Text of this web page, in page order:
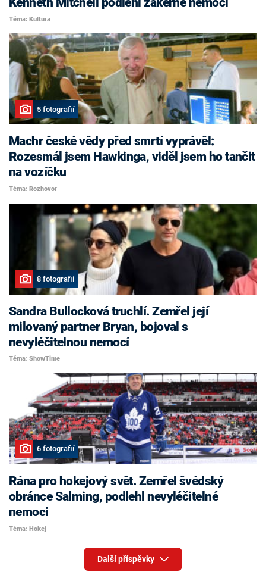
Téma: Kultura
5 fotografií
Machr české vědy před smrtí vyprávěl:
Rozesmál jsem Hawkinga, viděl jsem ho tančit
na vozíčku
Téma: Rozhovor
8 fotografií
Sandra Bullocková truchlí. Zemřel její
milovaný partner Bryan, bojoval s
nevyléčitelnou nemocí
Téma: ShowTime
6 fotografií
Rána pro hokejový svět. Zemřel švédský
obránce Salming, podlehl nevyléčitelné
nemoci
Téma: Hokej
Další příspěvky